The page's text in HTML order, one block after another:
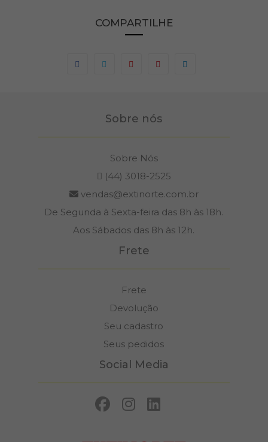
COMPARTILHE
Sobre nós
Sobre Nós
(44) 3018-2525
vendas@extinorte.com.br
De Segunda à Sexta-feira das 8h às 18h.
Aos Sábados das 8h às 12h.
Frete
Frete
Devolução
Seu cadastro
Seus pedidos
Social Media